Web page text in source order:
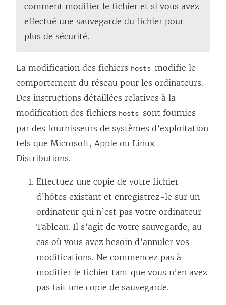
comment modifier le fichier et si vous avez
effectué une sauvegarde du fichier pour
plus de sécurité.
La modification des fichiers hosts modifie le
comportement du réseau pour les ordinateurs.
Des instructions détaillées relatives à la
modification des fichiers hosts sont fournies
par des fournisseurs de systèmes d’exploitation
tels que Microsoft, Apple ou Linux
Distributions.
Effectuez une copie de votre fichier
d’hôtes existant et enregistrez-le sur un
ordinateur qui n’est pas votre ordinateur
Tableau. Il s’agit de votre sauvegarde, au
cas où vous avez besoin d’annuler vos
modifications. Ne commencez pas à
modifier le fichier tant que vous n’en avez
pas fait une copie de sauvegarde.